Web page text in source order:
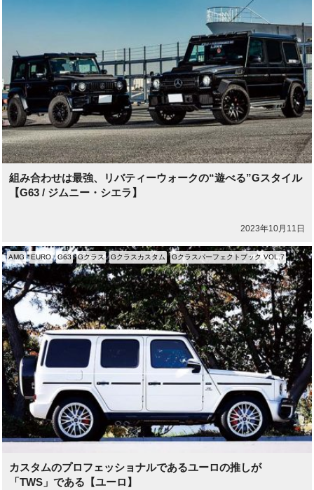
組み合わせは最強、リバティーウォークの“遊べる”Gスタイル
【G63 / ジムニー・シエラ】
2023年10月11日
カスタムのプロフェッショナルであるユーロの推しが
「TWS」である【ユーロ】
AMG EURO G63 Gクラス Gクラスカスタム Gクラスパーフェクトブック VOL.7